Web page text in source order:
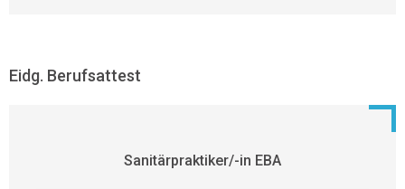
Eidg. Berufsattest
Sanitärpraktiker/-in EBA